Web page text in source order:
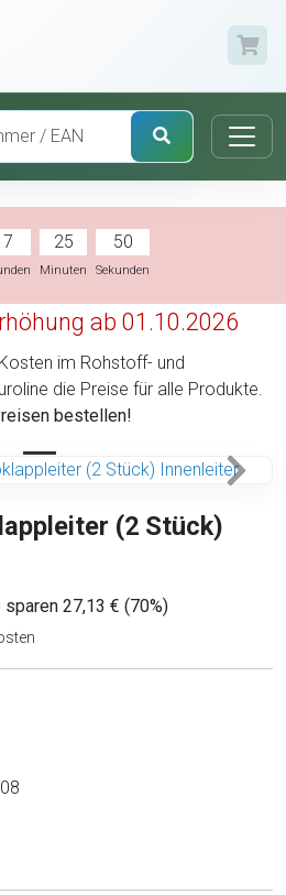
7 25
Minuten
49
Sekunden
ab 01.10.2026
im Rohstoff- und
die Preise für alle Produkte.
bestellen!
(2 Stück)
sparen 27,13 € (70%)